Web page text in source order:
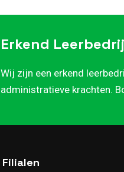
Erkend
Wij zijn een erkend
administratieve krachten.
Filialen